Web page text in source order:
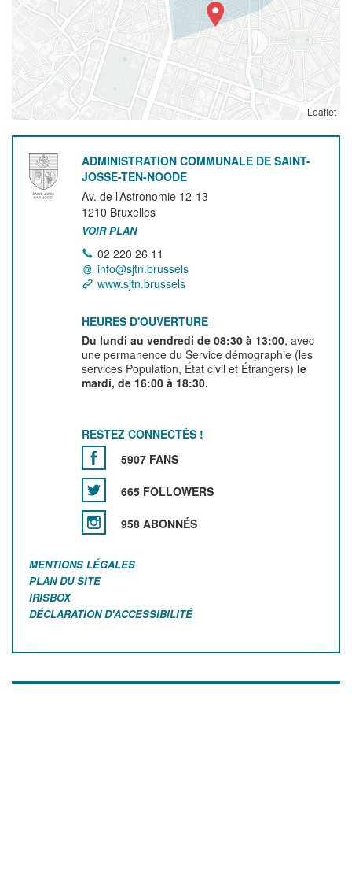
Leaflet
ADMINISTRATION COMMUNALE DE SAINT-
JOSSE-TEN-NOODE
Av. de l’Astronomie 12-13
1210 Bruxelles
VOIR PLAN
02 220 26 11
info@sjtn.brussels
www.sjtn.brussels
HEURES D'OUVERTURE
Du lundi au vendredi de 08:30 à 13:00, avec
une permanence du Service démographie (les
services Population, État civil et Étrangers) le
mardi, de 16:00 à 18:30.
RESTEZ CONNECTÉS !
5907 FANS
665 FOLLOWERS
958 ABONNÉS
MENTIONS LÉGALES
PLAN DU SITE
IRISBOX
DÉCLARATION D'ACCESSIBILITÉ